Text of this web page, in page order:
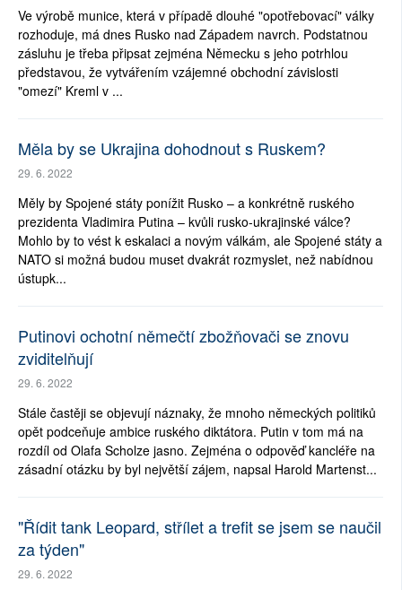
Ve výrobě munice, která v případě dlouhé "opotřebovací" války
rozhoduje, má dnes Rusko nad Západem navrch. Podstatnou
zásluhu je třeba připsat zejména Německu s jeho potrhlou
představou, že vytvářením vzájemné obchodní závislosti
"omezí" Kreml v ...
Měla by se Ukrajina dohodnout s Ruskem?
29. 6. 2022
Měly by Spojené státy ponížit Rusko – a konkrétně ruského
prezidenta Vladimira Putina – kvůli rusko-ukrajinské válce?
Mohlo by to vést k eskalaci a novým válkám, ale Spojené státy a
NATO si možná budou muset dvakrát rozmyslet, než nabídnou
ústupk...
Putinovi ochotní němečtí zbožňovači se znovu
zviditelňují
29. 6. 2022
Stále častěji se objevují náznaky, že mnoho německých politiků
opět podceňuje ambice ruského diktátora. Putin v tom má na
rozdíl od Olafa Scholze jasno. Zejména o odpověď kancléře na
zásadní otázku by byl největší zájem, napsal Harold Martenst...
"Řídit tank Leopard, střílet a trefit se jsem se naučil
za týden"
29. 6. 2022